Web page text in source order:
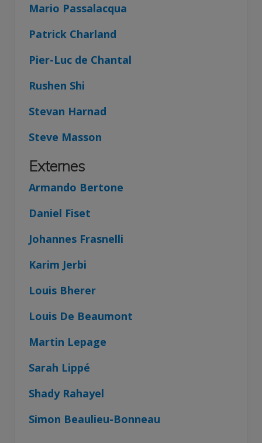
Mario Passalacqua
Patrick Charland
Pier-Luc de Chantal
Rushen Shi
Stevan Harnad
Steve Masson
Externes
Armando Bertone
Daniel Fiset
Johannes Frasnelli
Karim Jerbi
Louis Bherer
Louis De Beaumont
Martin Lepage
Sarah Lippé
Shady Rahayel
Simon Beaulieu-Bonneau